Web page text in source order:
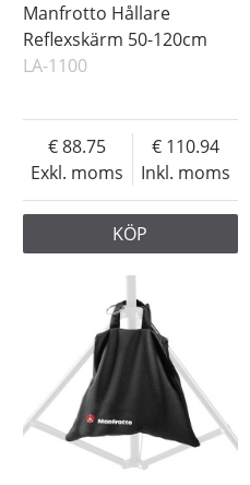
Manfrotto Hållare
Reflexskärm 50-120cm
LA-1100
Exkl. moms
88.75
Inkl. moms
110.94
KÖP